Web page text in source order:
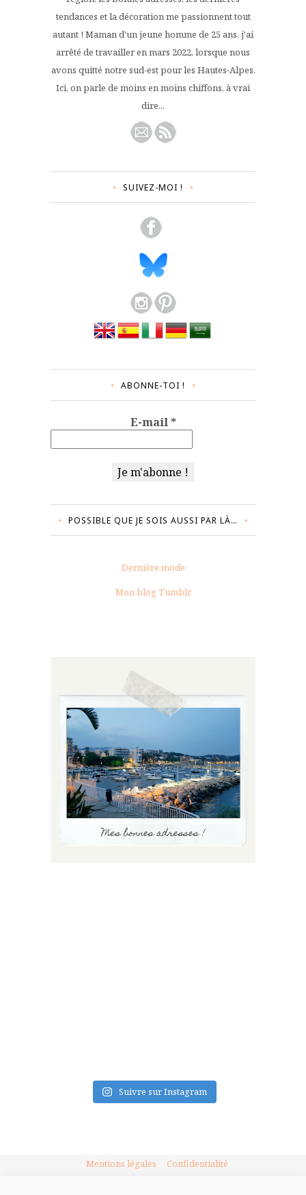
tendances et la décoration me passionnent tout
autant ! Maman d'un jeune homme de 25 ans, j'ai
arrêté de travailler en mars 2022, lorsque nous
avons quitté notre sud-est pour les Hautes-Alpes.
Ici, on parle de moins en moins chiffons, à vrai
dire...
SUIVEZ-MOI !
ABONNE-TOI !
E-mail*
POSSIBLE QUE JE SOIS AUSSI PAR LÀ…
Dernière mode
Mon blog Tumblr
Suivre sur Instagram
Mentions légales Confidentialité